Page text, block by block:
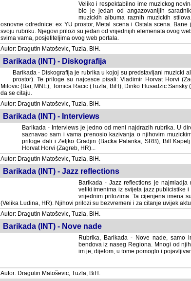
Veliko i respektabilno ime muzickog
bio je jedan od angazovanijih saradnika
albuma raznih muzickih stilova.
odrednice: ex YU prostor, Metal scena i Ostala scena. Bane je jedan
Njegovi prilozi su jedan od vrijednijih elemenata ovog web portala i
posjetiteljima ovog web portala.
Autor: Dragutin Matoševic, Tuzla, BiH.
Barikada (INT) - Diskografija
Barikada - Diskografija je rubrika u kojoj su predstavljani muzicki
prostor). Te priloge su najcesce pisali: Vladimir Horvat Horvi
(Bar, MNE), Tomica Racic (Tuzla, BiH), Dinko Husadzic Sansky
citaju.
Autor: Dragutin Matoševic, Tuzla, BiH.
Barikada (INT) - Interviews
Barikada - Interviews je jedno od meni najdrazih rubrika. U
saznavao sam i vama prenosio kazivanja o njihovim
priloge dali i Zeljko Gradjin (Backa Palanka, SRB), Bill
Horvat Horvi (Zagreb, HR)...
Autor: Dragutin Matoševic, Tuzla, BiH.
Barikada (INT) - Jazz reflections
Barikada - Jazz reflections je najmladja
imenima iz svijeta jazz publicistike i
vrijednim prilozima. Ta cijenjena imena
(Velika Ludina, HR). Njihovi prilozi su bezvremeni i za citanje uvijek
Autor: Dragutin Matoševic, Tuzla, BiH.
Barikada (INT) - Nove nade
Rubrika, Barikada - Nove nade, samo
bendova iz naseg Regiona. Mnogi od
je, dijelom, u tome pomoglo i
Autor: Dragutin Matoševic, Tuzla, BiH.